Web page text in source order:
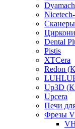
Dyamach
Dental
Pistis
XTCera
Redon
Up3D
Upcera
Печи
Фрезы